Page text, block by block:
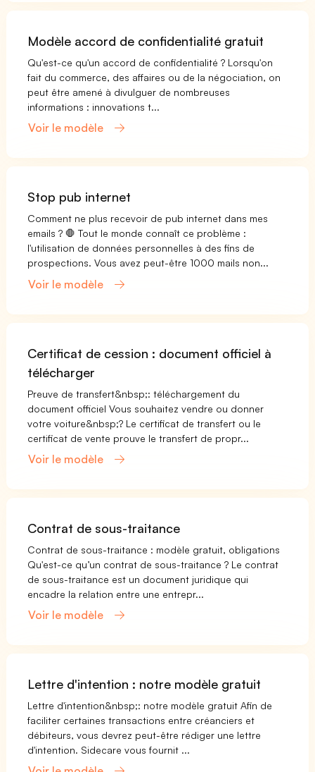
Modèle accord de confidentialité gratuit
Qu'est-ce qu'un accord de confidentialité ? Lorsqu'on
fait du commerce, des affaires ou de la négociation, on
peut être amené à divulguer de nombreuses
informations : innovations t...
Voir le modèle
Stop pub internet
Comment ne plus recevoir de pub internet dans mes
emails ? 🛑 Tout le monde connaît ce problème :
l'utilisation de données personnelles à des fins de
prospections. Vous avez peut-être 1000 mails non...
Voir le modèle
Certificat de cession : document officiel à
télécharger
Preuve de transfert&nbsp;: téléchargement du
document officiel Vous souhaitez vendre ou donner
votre voiture&nbsp;? Le certificat de transfert ou le
certificat de vente prouve le transfert de propr...
Voir le modèle
Contrat de sous-traitance
Contrat de sous-traitance : modèle gratuit, obligations
Qu'est-ce qu’un contrat de sous-traitance ? Le contrat
de sous-traitance est un document juridique qui
encadre la relation entre une entrepr...
Voir le modèle
Lettre d'intention : notre modèle gratuit
Lettre d'intention&nbsp;: notre modèle gratuit Afin de
faciliter certaines transactions entre créanciers et
débiteurs, vous devrez peut-être rédiger une lettre
d'intention. Sidecare vous fournit ...